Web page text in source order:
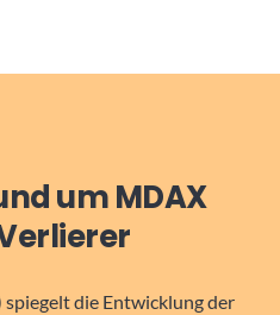
um MDAX
die Entwicklung der